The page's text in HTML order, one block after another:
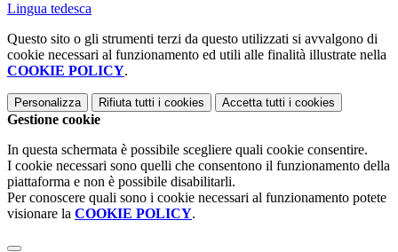
Lingua tedesca
Questo sito o gli strumenti terzi da questo utilizzati si avvalgono di
cookie necessari al funzionamento ed utili alle finalità illustrate nella
COOKIE POLICY.
Personalizza Rifiuta tutti i cookies Accetta tutti i cookies
Gestione cookie
In questa schermata è possibile scegliere quali cookie consentire.
I cookie necessari sono quelli che consentono il funzionamento della
piattaforma e non è possibile disabilitarli.
Per conoscere quali sono i cookie necessari al funzionamento potete
visionare la COOKIE POLICY.